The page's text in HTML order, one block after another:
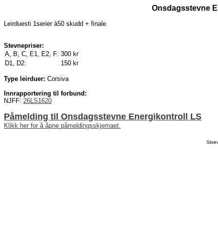
Onsdagsstevne
Leirduesti 1serier à50 skudd + finale
Stevnepriser:
A, B, C, E1, E2, F: 300 kr
D1, D2:
150 kr
Type leirduer: Corsiva
Innrapportering til forbund:
NJFF: 26LS1620
Påmelding til Onsdagsstevne Energikontroll LS
Klikk her for å åpne påmeldingsskjemaet.